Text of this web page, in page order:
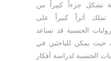
تشكل جزءاً كبيراً من
تملك أثراً كبيراً على
الجنسية قد تساعد
حيث يمكن للباحثين في
الجنسية لدراسة أفكار